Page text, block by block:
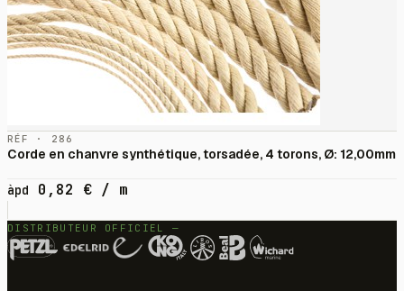
RÉF · 286
Corde en chanvre synthétique, torsadée, 4 torons, Ø: 12,00mm
àpd 0,82 € / m
DISTRIBUTEUR OFFICIEL —